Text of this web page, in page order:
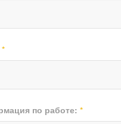
*
по работе: *